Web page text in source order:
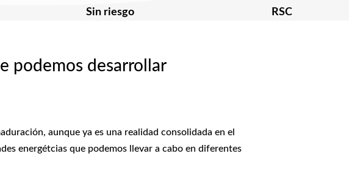
Sin riesgo RSC
podemos desarrollar
aunque ya es una realidad consolidada en el
energétcias que podemos llevar a cabo en diferentes